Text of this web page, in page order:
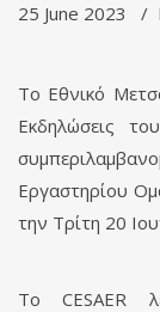
25 June 2023
Το Εθνικό
Εκδηλώσεις
Εργαστηρίου
την Τρίτη 20
Το CESAER